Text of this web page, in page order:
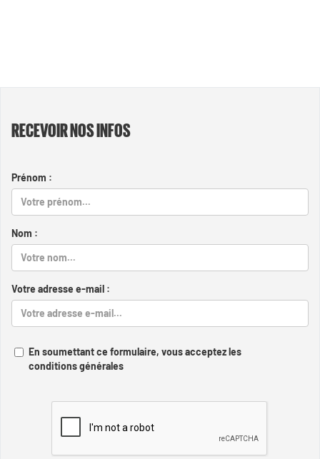
RECEVOIR NOS INFOS
Prénom :
Nom :
Votre adresse e-mail :
En soumettant ce formulaire, vous acceptez les
conditions générales